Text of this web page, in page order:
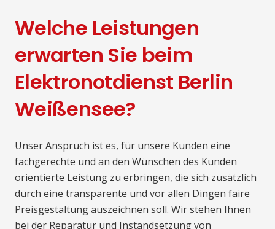
Welche Leistungen
erwarten Sie beim
Elektronotdienst Berlin
Weißensee?
Unser Anspruch ist es, für unsere Kunden eine
fachgerechte und an den Wünschen des Kunden
orientierte Leistung zu erbringen, die sich zusätzlich
durch eine transparente und vor allen Dingen faire
Preisgestaltung auszeichnen soll. Wir stehen Ihnen
bei der Reparatur und Instandsetzung von